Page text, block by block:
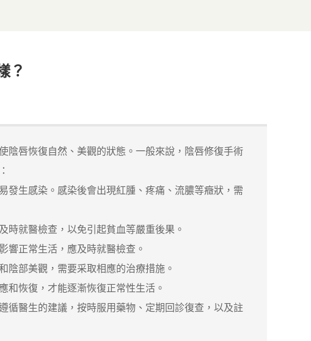
？
唇恢復自然、美觀的狀態。一般來說，陰唇修復手術
生感染。感染後會出現紅腫、疼痛、流膿等癥狀，需
就醫檢查，以免引起貧血等嚴重後果。
正常生活，應及時就醫檢查。
部美觀，需要采取相應的治療措施。
恢復，才能逐漸恢復正常性生活。
醫生的建議，按時服用藥物、定期回診復查，以及註